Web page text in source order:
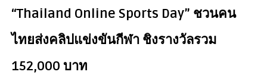
“Thailand Online Sports Day” ชวนคน
ไทยส่งคลิปแข่งขันกีฬา ชิงรางวัลรวม
152,000 บาท